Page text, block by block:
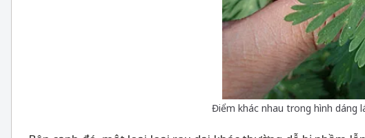
Điểm khác nhau trong hình dáng